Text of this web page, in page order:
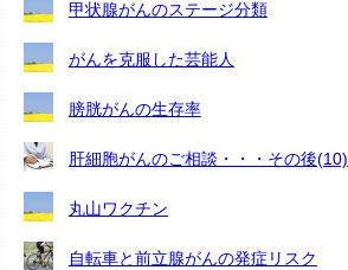
甲状腺がんのステージ分類
がんを克服した芸能人
膀胱がんの生存率
肝細胞がんのご相談・・・その後(10)
丸山ワクチン
自転車と前立腺がんの発症リスク